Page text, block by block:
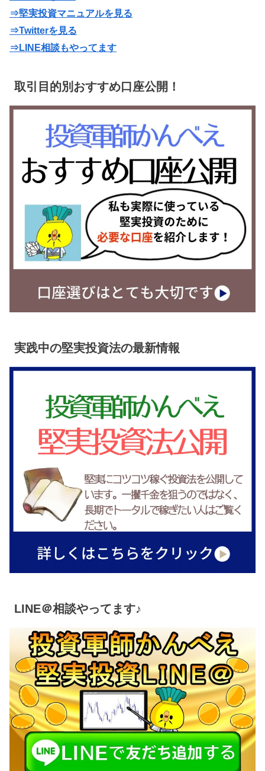
⇒堅実投資マニュアルを見る
⇒Twitterを見る
⇒LINE相談もやってます
取引目的別おすすめ口座公開！
実践中の堅実投資法の最新情報
LINE＠相談やってます♪